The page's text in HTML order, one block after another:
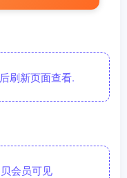
刷新页面查看.
会员可见